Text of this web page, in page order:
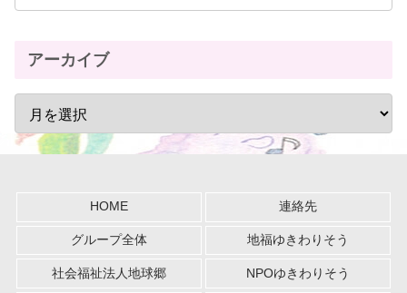
アーカイブ
HOME 連絡先
グループ全体 地福ゆきわりそう
社会福祉法人地球郷 NPOゆきわりそう